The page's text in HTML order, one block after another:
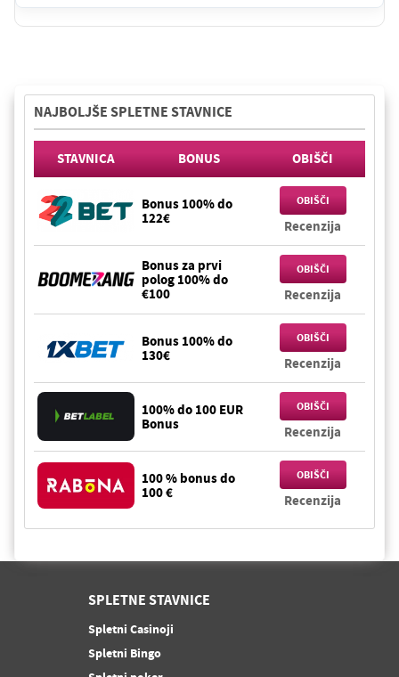
NAJBOLJŠE SPLETNE STAVNICE
STAVNICA BONUS OBIŠČI
Bonus 100% do
122€
OBIŠČI
Recenzija
Bonus za prvi
polog 100% do
€100
OBIŠČI
Recenzija
Bonus 100% do
130€
OBIŠČI
Recenzija
100% do 100 EUR
Bonus
OBIŠČI
Recenzija
100 % bonus do
100 €
OBIŠČI
Recenzija
SPLETNE STAVNICE
Spletni Casinoji
Spletni Bingo